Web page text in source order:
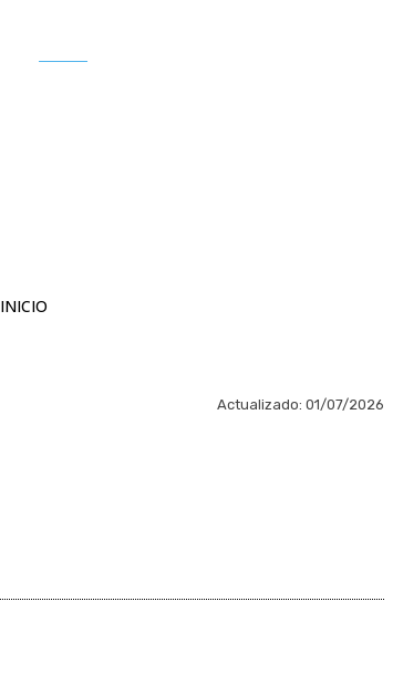
INICIO
Actualizado: 01/07/2026